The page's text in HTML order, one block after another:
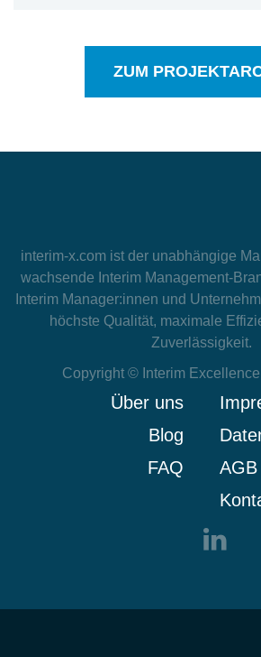
ZUM
interim-x.comist der unabhängige
wachsende Interim Management-
Interim Manager:innen und
höchste Qualität, maximale
Zuverlässigkeit.
Copyright © Interim
Über uns
Blog
FAQ
AGB